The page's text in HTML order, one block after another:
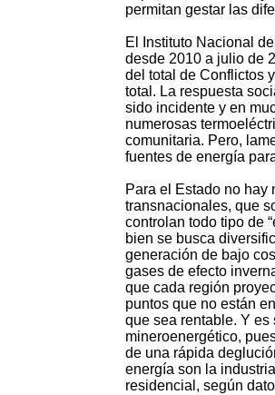
permitan gestar las
El Instituto Nacional
desde 2010 a julio de
del total de Conflictos
total. La respuesta
sido incidente y en
numerosas
comunitaria. Pero,
fuentes de energía
Para el Estado no hay
transnacionales, que
controlan todo tipo de
bien se busca
generación de bajo
gases de efecto
que cada región
puntos que no están
que sea rentable. Y
mineroenergético,
de una rápida
energía son la
residencial, según